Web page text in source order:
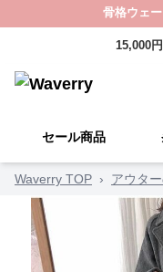
骨格ウェ
15,000
セール商品
Waverry TOP › アウタ